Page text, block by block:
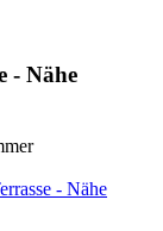
- Nähe
- Nähe